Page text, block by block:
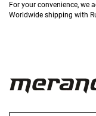
For your convenience, we
Worldwide shipping with